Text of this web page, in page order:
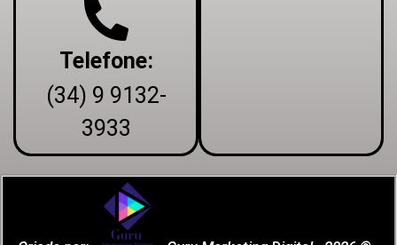
Telefone:
(34) 9 9132-
3933